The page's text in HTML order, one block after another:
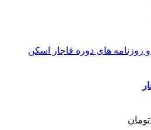
تومان